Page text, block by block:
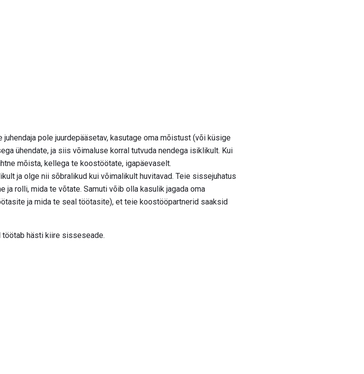
juhendaja pole juurdepääsetav, kasutage oma mõistust (või küsige
ühendate, ja siis võimaluse korral tutvuda nendega isiklikult. Kui
mõista, kellega te koostöötate, igapäevaselt.
ja olge nii sõbralikud kui võimalikult huvitavad. Teie sissejuhatus
ja rolli, mida te võtate. Samuti võib olla kasulik jagada oma
ja mida te seal töötasite), et teie koostööpartnerid saaksid
hästi kiire sisseseade.